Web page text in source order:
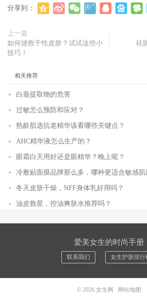
分享到：
上一篇
如何拯救干性皮肤？试试这些小
技巧！
祛
相关推荐
白蔹提取物的危害
过敏怎么预防和应对？
熟龄肌选抗老精华该看哪些关键点？
AHC精华液怎么生产的？
眼霜白天用好还是眼精华？晚上呢？
冷敷贴面膜品牌那么多，哪种更适合敏感肌
冬天皮肤干燥，NFF身体乳好用吗？
油皮救星，控油爽肤水推荐吗？
爱美女生的时尚手册
联系我们 女生护肤排行
© 2026 女生网 网站地图